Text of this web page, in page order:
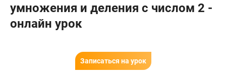
умножения и деления с числом 2 -
онлайн урок
Записаться на урок